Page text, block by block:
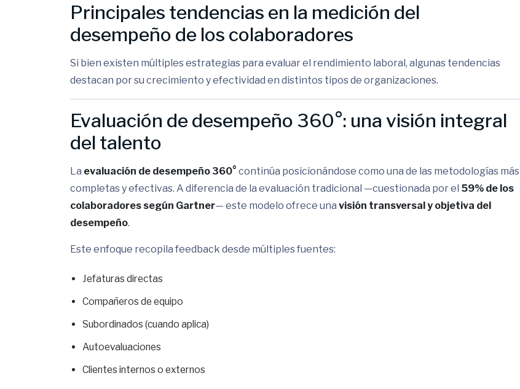
Principales tendencias en la medición del
desempeño de los colaboradores
Si bien existen múltiples estrategias para evaluar el rendimiento laboral, algunas tendencias
destacan por su crecimiento y efectividad en distintos tipos de organizaciones.
Evaluación de desempeño 360°: una visión integral
del talento
La evaluación de desempeño 360° continúa posicionándose como una de las metodologías más
completas y efectivas. A diferencia de la evaluación tradicional —cuestionada por el 59% de los
colaboradores según Gartner— este modelo ofrece una visión transversal y objetiva del
desempeño.
Este enfoque recopila feedback desde múltiples fuentes:
Jefaturas directas
Compañeros de equipo
Subordinados (cuando aplica)
Autoevaluaciones
Clientes internos o externos